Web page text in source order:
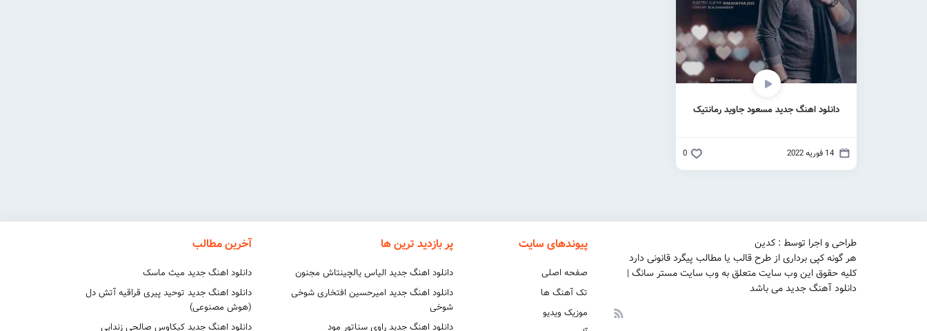
دانلود اهنگ جدید مسعود جاوید رمانتیک
14 فوریه 2022 0
طراحی و اجرا توسط : کدین
هر گونه کپی برداری از طرح قالب یا مطالب پیگرد قانونی دارد
کلیه حقوق این وب سایت متعلق به وب سایت مستر سانگ |
دانلود آهنگ جدید می باشد
پیوندهای سایت
صفحه اصلی
تک آهنگ ها
موزیک ویدیو
پر بازدید ترین ها
دانلود اهنگ جدید الیاس یالچینتاش مجنون
دانلود اهنگ جدید امیرحسین افتخاری شوخی
شوخی
دانلود اهنگ جدید راوی سناتور مود
آخرین مطالب
دانلود اهنگ جدید میث ماسک
دانلود اهنگ جدید توحید پیری قراقیه آتش دل
(هوش مصنوعی)
دانلود اهنگ جدید کیکاوس صالحی زندایی